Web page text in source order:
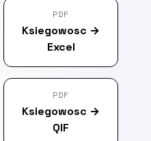
PDF
Ksiegowosc →
Excel
PDF
Ksiegowosc →
QIF